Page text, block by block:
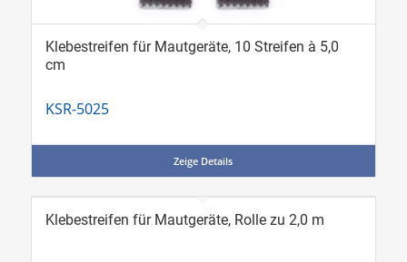
Klebestreifen für Mautgeräte, 10 Streifen à 5,0
cm
KSR-5025
Zeige Details
Klebestreifen für Mautgeräte, Rolle zu 2,0 m